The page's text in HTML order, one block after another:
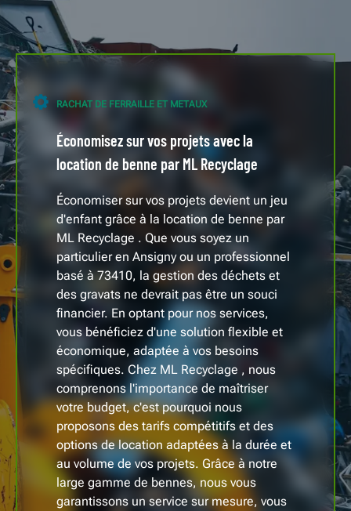
RACHAT DE FERRAILLE ET METAUX
Économisez sur vos projets avec la
location de benne par ML Recyclage
Économiser sur vos projets devient un jeu
d'enfant grâce à la location de benne par
ML Recyclage . Que vous soyez un
particulier en Ansigny ou un professionnel
basé à 73410, la gestion des déchets et
des gravats ne devrait pas être un souci
financier. En optant pour nos services,
vous bénéficiez d'une solution flexible et
économique, adaptée à vos besoins
spécifiques. Chez ML Recyclage , nous
comprenons l'importance de maîtriser
votre budget, c'est pourquoi nous
proposons des tarifs compétitifs et des
options de location adaptées à la durée et
au volume de vos projets. Grâce à notre
large gamme de bennes, nous vous
garantissons un service sur mesure, vous